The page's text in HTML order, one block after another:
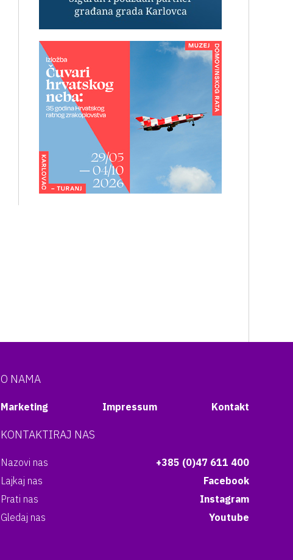
O NAMA
Marketing Impressum Kontakt
KONTAKTIRAJ NAS
Nazovi nas
+385 (0)47 611 400
Lajkaj nas
Facebook
Prati nas
Instagram
Gledaj nas
Youtube